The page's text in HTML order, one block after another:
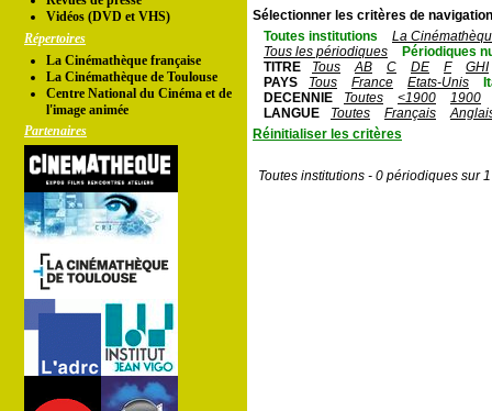
Vidéos (DVD et VHS)
Répertoires
La Cinémathèque française
La Cinémathèque de Toulouse
Centre National du Cinéma et de
l'image animée
Partenaires
Sélectionner les critères de
Toutes institutions
La
Tous les périodiques
Périodiques
TITRE
Tous AB C DE F
GHI
PAYS
Tous France Etats-Unis
DECENNIE
Toutes <1900
1900
LANGUE
Toutes Français
Réinitialiser les critères
Toutes institutions - 0 périodiques sur